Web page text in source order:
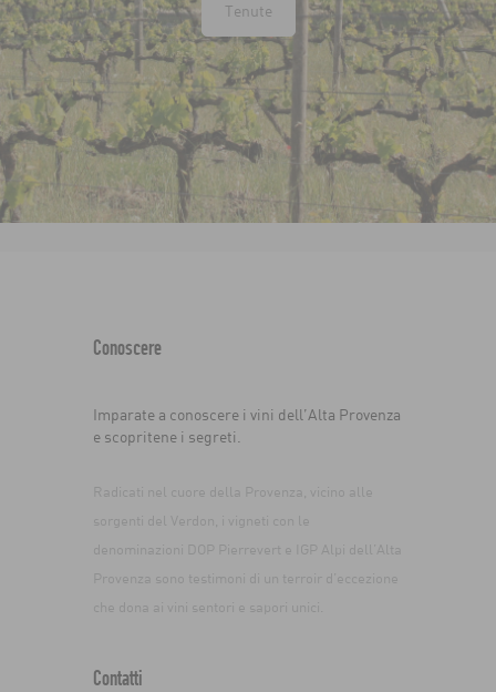
Tenute
Conoscere
Imparate a conoscere i vini dell’Alta Provenza
e scopritene i segreti.
Radicati nel cuore della Provenza, vicino alle
sorgenti del Verdon, i vigneti con le
denominazioni DOP Pierrevert e IGP Alpi dell’Alta
Provenza sono testimoni di un terroir d’eccezione
che dona ai vini sentori e sapori unici.
Contatti